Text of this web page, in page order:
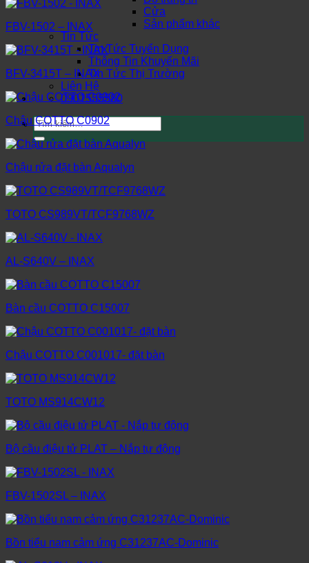
Cửa
Sản phẩm khác
Tin Tức
Tin Tức Tuyển Dụng
Thông Tin Khuyến Mãi
Tin Tức Thị Trường
Liên Hệ
0901555580
Tìm
kiếm:
FBV-1502 – INAX
BFV-3415T – INAX
Chậu COTTO C0902
Chậu rửa đặt bàn Aqualyn
TOTO CS989VT/TCF9768WZ
AL-S640V – INAX
Bàn cầu COTTO C15007
Chậu COTTO C001017- đặt bàn
TOTO MS914CW12
Bộ cầu điệu tử PLAT – Nắp tự động
FBV-1502SL – INAX
Bồn tiểu nam cảm ứng C31237AC-Dominic